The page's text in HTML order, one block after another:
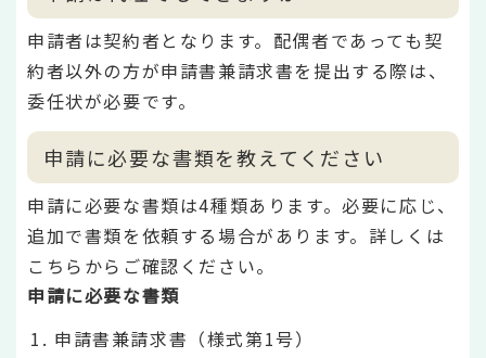
申請者は契約者となります。配偶者であっても契
約者以外の方が申請書兼請求書を提出する際は、
委任状が必要です。
申請に必要な書類を教えてください
申請に必要な書類は4種類あります。必要に応じ、
追加で書類を依頼する場合があります。詳しくは
こちらからご確認ください。
申請に必要な書類
申請書兼請求書（様式第1号）